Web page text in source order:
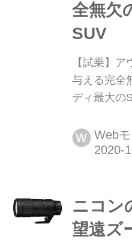
全無欠
SUV
【試乗】
与える完全
ディ最大の
なり、V6モ
ブリッドシ
り)
W Web
ニコン
望遠ズ